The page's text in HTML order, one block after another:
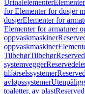
Urinalelementer
for Elementer for dusjer
dusjerElementer for
Elementer for armaturer
oppvaskmaskiner
oppvaskmaskiner
TilbehørTilbehør
systemvegger
tilførselssystemer
avløpssystemer
toaletter, av plast